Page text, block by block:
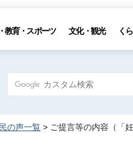
教育・スポーツ 文化・観光 く
の声一覧 > ご提言等の内容（「